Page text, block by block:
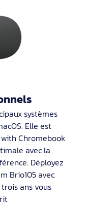
systèmes
Elle est
Chromebook
avec la
Déployez
Brio105 avec
ans vous